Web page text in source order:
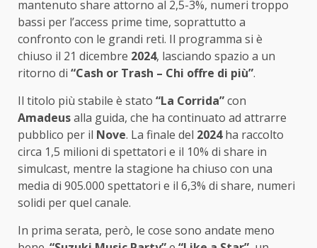
mantenuto share attorno al 2,5-3%, numeri troppo
bassi per l’access prime time, soprattutto a
confronto con le grandi reti. Il programma si è
chiuso il 21 dicembre 2024, lasciando spazio a un
ritorno di “Cash or Trash – Chi offre di più”.
Il titolo più stabile è stato “La Corrida”con
Amadeusalla guida, che ha continuato ad attrarre
pubblico per il Nove. La finale del 2024ha raccolto
circa 1,5 milioni di spettatori e il 10% di share in
simulcast, mentre la stagione ha chiuso con una
media di 905.000 spettatori e il 6,3% di share, numeri
solidi per quel canale.
In prima serata, però, le cose sono andate meno